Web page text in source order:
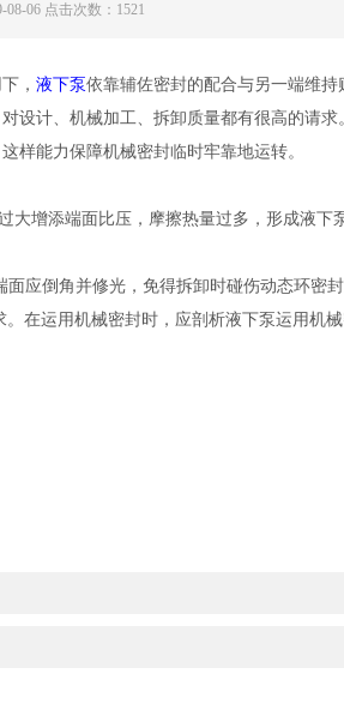
08-06 点击次数：1521
，液下泵依靠辅佐密封的配合与另一端维持
计、机械加工、拆卸质量都有很高的请
样能力保障机械密封临时牢靠地运转。
大增添端面比压，摩擦热量过多，形成液
应倒角并修光，免得拆卸时碰伤动态环密封
在运用机械密封时，应剖析液下泵运用机